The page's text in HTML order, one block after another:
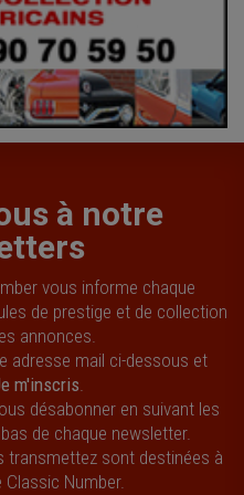
à notre
vous informe chaque
de prestige et de collection
annonces.
adresse mail ci-dessous et
m'inscris.
désabonner en suivant les
de chaque newsletter.
transmettez sont destinées à
Classic Number.